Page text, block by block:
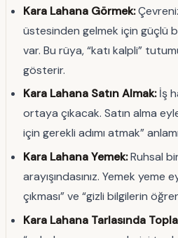
Kara Lahana Görmek:
üstesinden gelmek için güçlü
var. Bu rüya, “katı kalpli”
gösterir.
Kara Lahana Satın Almak:İş
ortaya çıkacak. Satın alma
için gerekli adımı atmak”
Kara Lahana Yemek:Ruhsal
arayışındasınız. Yemek yeme
çıkması” ve “gizli bilgilerin
Kara Lahana Tarlasında